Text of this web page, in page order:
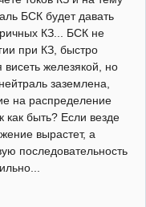
БСК будет давать
КЗ... БСК не
при КЗ, быстро
висеть железякой, но
заземлена,
на распределение
как быть? Если везде
вырастет, а
последовательность